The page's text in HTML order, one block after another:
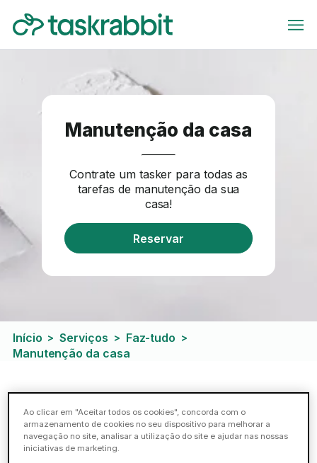
Manutenção da casa
Contrate um tasker para todas as
tarefas de manutenção da sua
casa!
Reservar
Início > Serviços > Faz-tudo >
Manutenção da casa
Serviços de manutenção de casa
Ao clicar em "Aceitar todos os cookies", concorda com o
armazenamento de cookies no seu dispositivo para melhorar a
navegação no site, analisar a utilização do site e ajudar nas nossas
iniciativas de marketing.